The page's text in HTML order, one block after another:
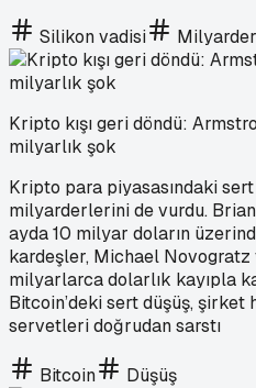
Silikon vadisi Milyarder
Kripto kışı geri döndü:
milyarlık şok
Kripto para piyasasındaki
milyarderlerini de vurdu.
ayda 10 milyar doların
kardeşler, Michael
milyarlarca dolarlık kayıpla
Bitcoin’deki sert düşüş,
servetleri doğrudan sarstı
Bitcoin Düşüş